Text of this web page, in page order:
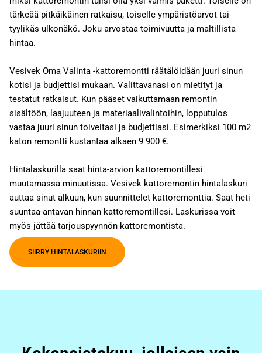
tärkeää pitkäikäinen ratkaisu, toiselle ympäristöarvot tai
tyylikäs ulkonäkö. Joku arvostaa toimivuutta ja maltillista
hintaa.
Vesivek Oma Valinta -kattoremontti räätälöidään juuri sinun
kotisi ja budjettisi mukaan. Valittavanasi on mietityt ja
testatut ratkaisut. Kun pääset vaikuttamaan remontin
sisältöön, laajuuteen ja materiaalivalintoihin, lopputulos
vastaa juuri sinun toiveitasi ja budjettiasi. Esimerkiksi 100 m2
katon remontti kustantaa alkaen 9 900 €.
Hintalaskurilla saat hinta-arvion kattoremontillesi
muutamassa minuutissa. Vesivek kattoremontin hintalaskuri
auttaa sinut alkuun, kun suunnittelet kattoremonttia. Saat heti
suuntaa-antavan hinnan kattoremontillesi. Laskurissa voit
myös jättää tarjouspyynnön kattoremontista.
SIIRRY HINTALASKURIIN